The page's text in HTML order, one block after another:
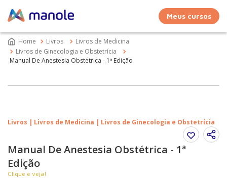
Meus cursos
Livros
Livros de Medicina
Livros de Ginecologia e Obstetrícia
Manual De Anestesia Obstétrica - 1ª Edição
Livros | Livros de Medicina | Livros de Ginecologia e Obstetrícia
Manual De Anestesia Obstétrica - 1ª
Edição
Clique e veja!